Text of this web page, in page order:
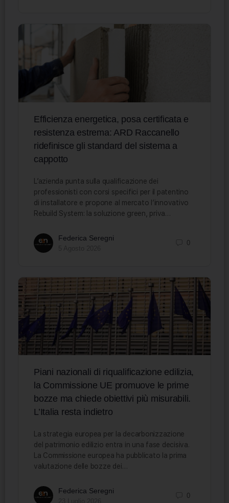
Efficienza energetica, posa certificata e
resistenza estrema: ARD Raccanello
ridefinisce gli standard del sistema a
cappotto
L’azienda punta sulla qualificazione dei
professionisti con corsi specifici per il patentino
di installatore e propone al mercato l’innovativo
Rebuild System: la soluzione green, priva…
Federica Seregni
0
Piani nazionali di riqualificazione edilizia,
la Commissione UE promuove le prime
bozze ma chiede obiettivi più misurabili.
L’Italia resta indietro
La strategia europea per la decarbonizzazione
del patrimonio edilizio entra in una fase decisiva.
La Commissione europea ha pubblicato la prima
valutazione delle bozze dei…
Federica Seregni
0